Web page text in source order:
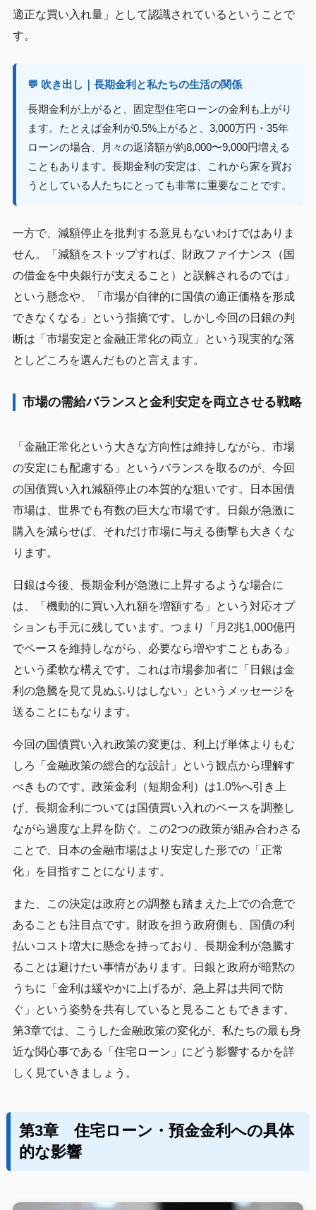
適正な買い入れ量」として認識されているということで
す。
💬 吹き出し｜長期金利と私たちの生活の関係
長期金利が上がると、固定型住宅ローンの金利も上がり
ます。たとえば金利が0.5%上がると、3,000万円・35年
ローンの場合、月々の返済額が約8,000〜9,000円増える
こともあります。長期金利の安定は、これから家を買お
うとしている人たちにとっても非常に重要なことです。
一方で、減額停止を批判する意見もないわけではありま
せん。「減額をストップすれば、財政ファイナンス（国
の借金を中央銀行が支えること）と誤解されるのでは」
という懸念や、「市場が自律的に国債の適正価格を形成
できなくなる」という指摘です。しかし今回の日銀の判
断は「市場安定と金融正常化の両立」という現実的な落
としどころを選んだものと言えます。
市場の需給バランスと金利安定を両立させる戦略
「金融正常化という大きな方向性は維持しながら、市場
の安定にも配慮する」というバランスを取るのが、今回
の国債買い入れ減額停止の本質的な狙いです。日本国債
市場は、世界でも有数の巨大な市場です。日銀が急激に
購入を減らせば、それだけ市場に与える衝撃も大きくな
ります。
日銀は今後、長期金利が急激に上昇するような場合に
は、「機動的に買い入れ額を増額する」という対応オプ
ションも手元に残しています。つまり「月2兆1,000億円
でペースを維持しながら、必要なら増やすこともある」
という柔軟な構えです。これは市場参加者に「日銀は金
利の急騰を見て見ぬふりはしない」というメッセージを
送ることにもなります。
今回の国債買い入れ政策の変更は、利上げ単体よりもむ
しろ「金融政策の総合的な設計」という観点から理解す
べきものです。政策金利（短期金利）は1.0%へ引き上
げ、長期金利については国債買い入れのペースを調整し
ながら過度な上昇を防ぐ。この2つの政策が組み合わさる
ことで、日本の金融市場はより安定した形での「正常
化」を目指すことになります。
また、この決定は政府との調整も踏まえた上での合意で
あることも注目点です。財政を担う政府側も、国債の利
払いコスト増大に懸念を持っており、長期金利が急騰す
ることは避けたい事情があります。日銀と政府が暗黙の
うちに「金利は緩やかに上げるが、急上昇は共同で防
ぐ」という姿勢を共有していると見ることもできます。
第3章では、こうした金融政策の変化が、私たちの最も身
近な関心事である「住宅ローン」にどう影響するかを詳
しく見ていきましょう。
第3章 住宅ローン・預金金利への具体
的な影響